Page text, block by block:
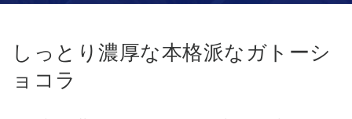
しっとり濃厚な本格派なガトーシ
ョコラ